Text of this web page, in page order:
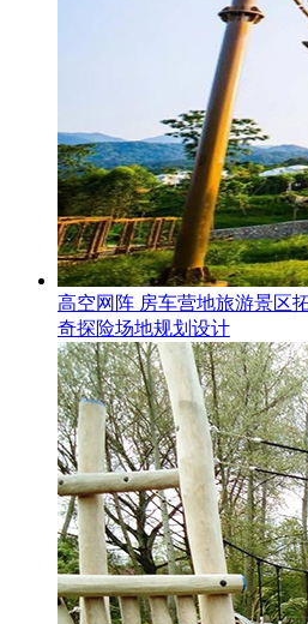
高空网阵 房车营地旅游景区
奇探险场地规划设计